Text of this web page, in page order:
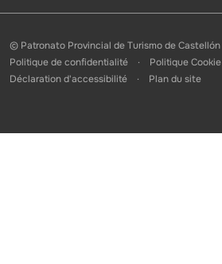
© Patronato Provincial de Turismo de Castellón
Politique de confidentialité
Politique Cookie
Déclaration d'accessibilité
Plan du site